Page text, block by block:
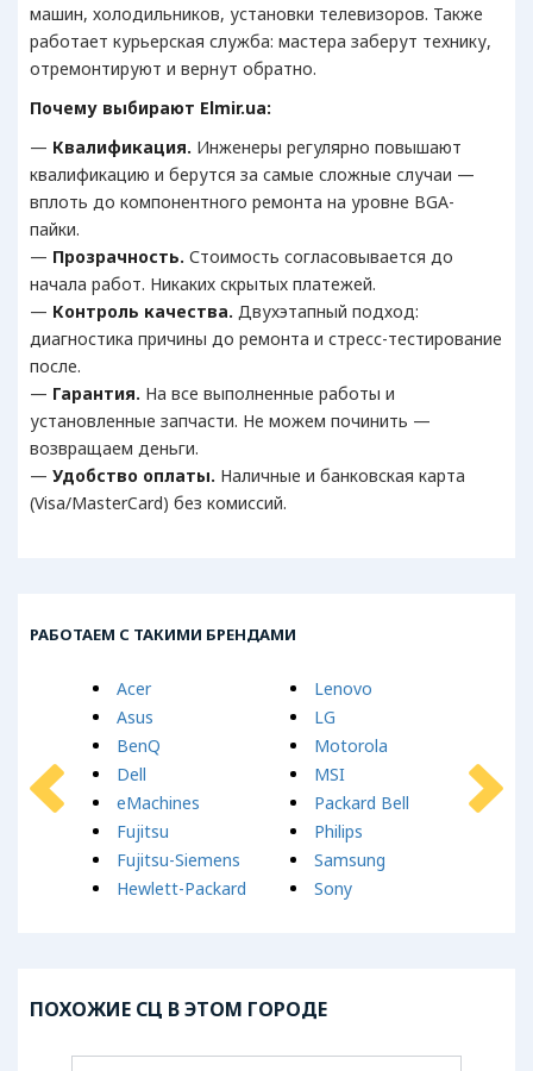
машин, холодильников, установки телевизоров. Также
работает курьерская служба: мастера заберут технику,
отремонтируют и вернут обратно.
Почему выбирают Elmir.ua:
— Квалификация. Инженеры регулярно повышают
квалификацию и берутся за самые сложные случаи —
вплоть до компонентного ремонта на уровне BGA-
пайки.
— Прозрачность. Стоимость согласовывается до
начала работ. Никаких скрытых платежей.
— Контроль качества. Двухэтапный подход:
диагностика причины до ремонта и стресс-тестирование
после.
— Гарантия. На все выполненные работы и
установленные запчасти. Не можем починить —
возвращаем деньги.
— Удобство оплаты. Наличные и банковская карта
(Visa/MasterCard) без комиссий.
РАБОТАЕМ С ТАКИМИ БРЕНДАМИ
Acer
Asus
BenQ
Dell
eMachines
Fujitsu
Fujitsu-Siemens
Hewlett-Packard
Lenovo
LG
Motorola
MSI
Packard Bell
Philips
Samsung
Sony
ПОХОЖИЕ СЦ В ЭТОМ ГОРОДЕ